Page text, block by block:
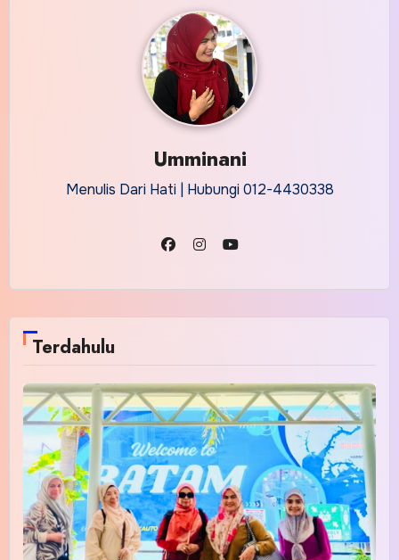
Umminani
Menulis Dari Hati | Hubungi 012-4430338
Terdahulu